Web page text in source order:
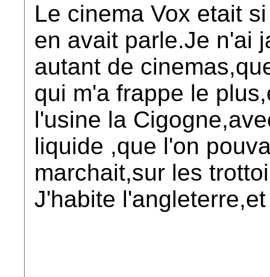
Le cinema Vox etait
en avait parle.Je n'ai
autant de
qui m'a frappe le
l'usine la
liquide ,que l'on
marchait,sur les
J'habite